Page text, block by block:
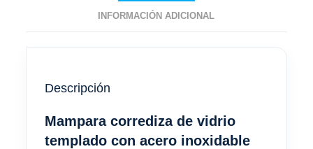
INFORMACIÓN ADICIONAL
Descripción
Mampara corrediza de vidrio
templado con acero inoxidable